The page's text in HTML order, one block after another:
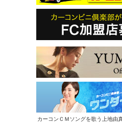
カーコンＣＭソングを歌う上地由